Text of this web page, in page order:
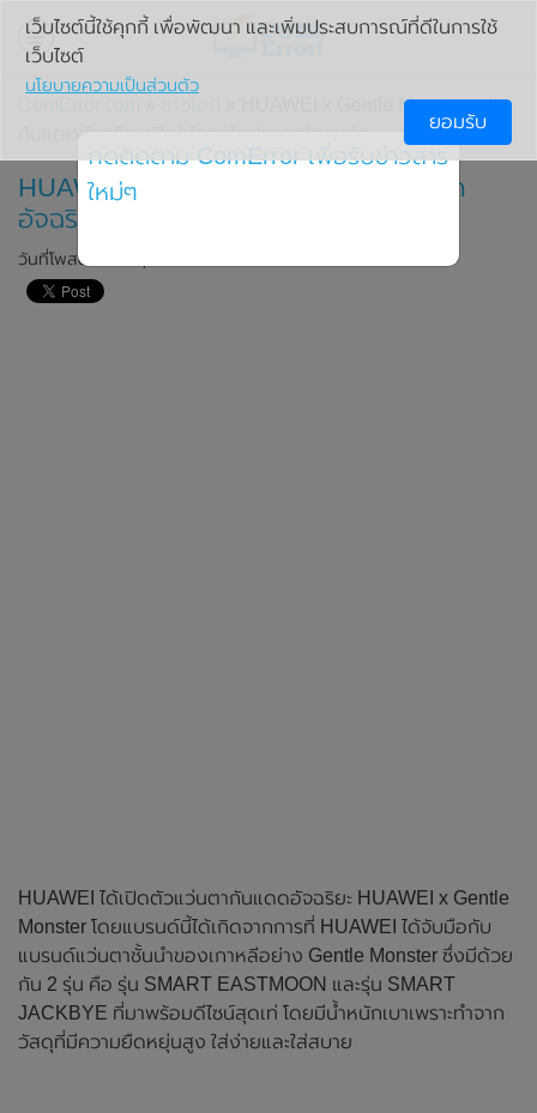
» HUAWEI x Gentle Monster แว่น
HUAWEI x Gentle Monster แว่นกันแดด
อัจฉริยะ เปิดให้จองในประเทศไทยแล้ว
วันที่โพสต์: 22 พฤศจิกายน 2019
HUAWEI ได้เปิดตัวแว่นตากันแดดอัจฉริยะ HUAWEI x Gentle
Monster โดยแบรนด์นี้ได้เกิดจากการที่ HUAWEI ได้จับมือกับ
แบรนด์แว่นตาชั้นนำของเกาหลีอย่าง Gentle Monster ซึ่งมีด้วย
กัน 2 รุ่น คือ รุ่น SMART EASTMOON และรุ่น SMART
JACKBYE ที่มาพร้อมดีไซน์สุดเท่ โดยมีน้ำหนักเบาเพราะทำจาก
วัสดุที่มีความยืดหยุ่นสูง ใส่ง่ายและใส่สบาย
เว็บไซต์นี้ใช้คุกกี้ เพื่อพัฒนา และเพิ่มประสบการณ์ที่ดีในการใช้
เว็บไซต์
นโยบายความเป็นส่วนตัว
ยอมรับ
กดติดตาม ComError เพื่อรับข่าวสาร
ใหม่ๆ